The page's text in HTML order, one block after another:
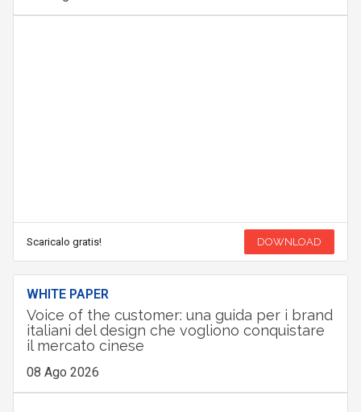
Scaricalo gratis! DOWNLOAD
WHITE PAPER
Voice of the customer: una guida per i brand
italiani del design che vogliono conquistare
il mercato cinese
08 Ago 2026